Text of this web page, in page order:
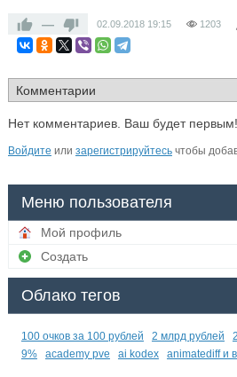
— 02.09.2018 19:15 1203
Нет комментариев. Ваш будет первым!
Войдите или зарегистрируйтесьчтобы
Меню пользователя
Мой профиль
Создать
Облако тегов
100 очков за 100 рублей 2 млрд рублей
9%
academy pve ai kodex animatediff и